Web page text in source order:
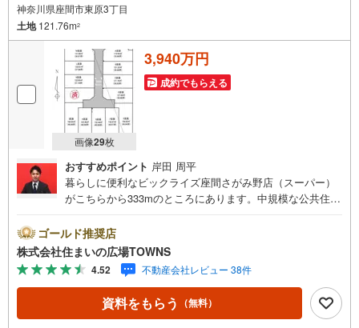
神奈川県座間市東原3丁目
土地121.76m2
画像29枚
3,940万円
成約でもらえる
おすすめポイント 岸田 周平
暮らしに便利なビックライズ座間さがみ野店（スーパー）
がこちらから333mのところにあります。中規模な公共住
層住居専用地域です。駅から徒歩10分圏内に立地していま
す。土地購入をお考えの方におすすめなのがこちらの売
地。周囲の環境もきっと満足して頂ける住宅用地です。ぜ
ひご覧ください。土地面積は121.76平米（公簿）ありま
す。【年中無休/9:00～21:00】人気物件は特にお問い合わ
せが集中するため、お早めにお電話下さい。「室内・現地
ゴールド推奨店
株式会社住まいの広場TOWNS
4.52 不動産会社レビュー 38件
資料をもらう （無料）